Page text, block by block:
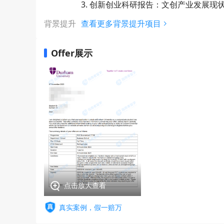
3. 创新创业科研报告：文创产业发展现
背景提升 查看更多背景提升项目
Offer展示
点击放大查看
真实案例，假一赔万